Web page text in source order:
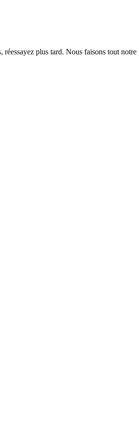
plus tard. Nous faisons tout